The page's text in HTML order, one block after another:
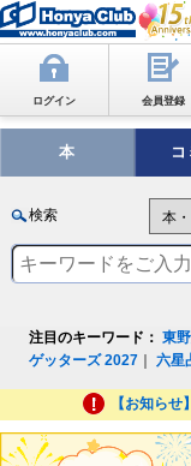
ログイン 会員登録
本 コ
検索
注目のキーワード： 東
ゲッターズ 2027 ｜六星
【お知ら